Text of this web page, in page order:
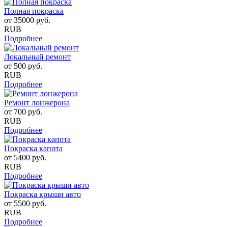
Полная покраска
от 35000 руб.
RUB
Подробнее
Локальный ремонт
от 500 руб.
RUB
Подробнее
Ремонт лонжерона
от 700 руб.
RUB
Подробнее
Покраска капота
от 5400 руб.
RUB
Подробнее
Покраска крыши авто
от 5500 руб.
RUB
Подробнее